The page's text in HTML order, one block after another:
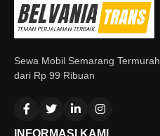
Sewa Mobil Semarang
dari Rp 99 Ribuan
INFORMASI KAMI